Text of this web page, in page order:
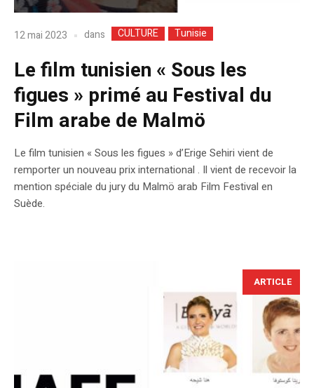
12 mai 2023 dans CULTURE Tunisie
Le film tunisien « Sous les
figues » primé au Festival du
Film arabe de Malmö
Le film tunisien « Sous les figues » d’Erige Sehiri vient de
remporter un nouveau prix international . Il vient de recevoir la
mention spéciale du jury du Malmö arab Film Festival en
Suède.
ARTICLE